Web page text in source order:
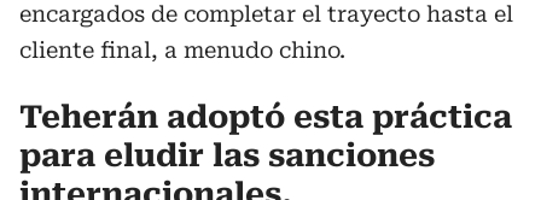
encargados de completar el trayecto hasta el
cliente final, a menudo chino.
Teherán adoptó esta práctica
para eludir las sanciones